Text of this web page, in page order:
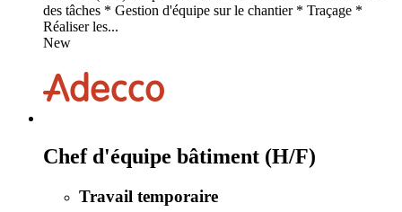
des tâches * Gestion d'équipe sur le chantier * Traçage *
Réaliser les...
New
Chef d'équipe bâtiment (H/F)
Travail temporaire